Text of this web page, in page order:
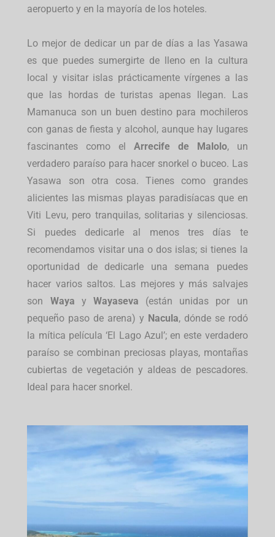
aeropuerto y en la mayoría de los hoteles.
Lo mejor de dedicar un par de días a las Yasawa
es que puedes sumergirte de lleno en la cultura
local y visitar islas prácticamente vírgenes a las
que las hordas de turistas apenas llegan. Las
Mamanuca son un buen destino para mochileros
con ganas de fiesta y alcohol, aunque hay lugares
fascinantes como el Arrecife de Malolo, un
verdadero paraíso para hacer snorkel o buceo. Las
Yasawa son otra cosa. Tienes como grandes
alicientes las mismas playas paradisíacas que en
Viti Levu, pero tranquilas, solitarias y silenciosas.
Si puedes dedicarle al menos tres días te
recomendamos visitar una o dos islas; si tienes la
oportunidad de dedicarle una semana puedes
hacer varios saltos. Las mejores y más salvajes
son Waya y Wayaseva (están unidas por un
pequeño paso de arena) y Nacula, dónde se rodó
la mítica película ‘El Lago Azul’; en este verdadero
paraíso se combinan preciosas playas, montañas
cubiertas de vegetación y aldeas de pescadores.
Ideal para hacer snorkel.